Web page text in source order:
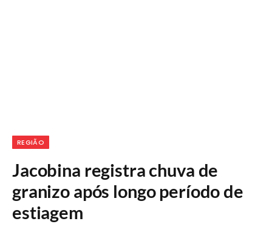
REGIÃO
Jacobina registra chuva de
granizo após longo período de
estiagem